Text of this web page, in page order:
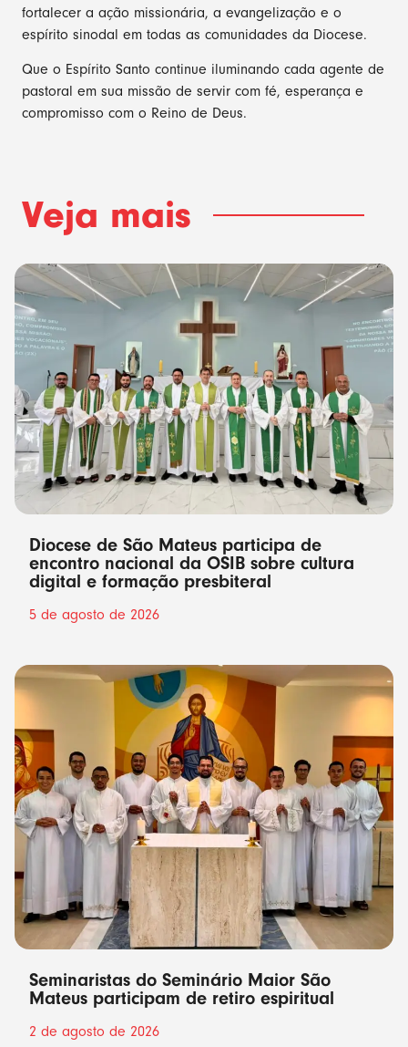
fortalecer a ação missionária, a evangelização e o
espírito sinodal em todas as comunidades da Diocese.
Que o Espírito Santo continue iluminando cada agente de
pastoral em sua missão de servir com fé, esperança e
compromisso com o Reino de Deus.
Veja mais
Diocese de São Mateus participa de
encontro nacional da OSIB sobre cultura
digital e formação presbiteral
5 de agosto de 2026
Seminaristas do Seminário Maior São
Mateus participam de retiro espiritual
2 de agosto de 2026